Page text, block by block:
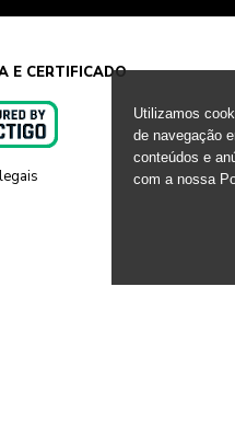
E CERTIFICADO
Utilizamos
de navegação
conteúdos e
com a nossa